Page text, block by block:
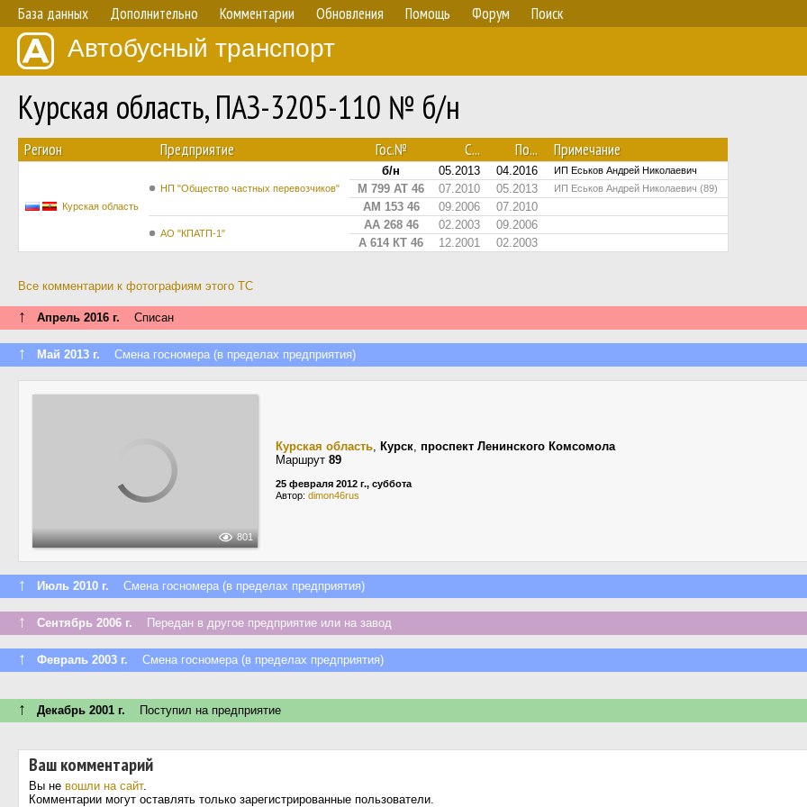
База данных Дополнительно Комментарии Обновления Помощь Форум Поиск
Автобусный транспорт
Курская область, ПАЗ-3205-110 № б/н
Регион Предприятие Гос.№ С... По... Примечание
Курская область
НП "Общество частных перевозчиков"
б/н 05.2013 04.2016 ИП Еськов Андрей Николаевич
М 799 АТ 46 07.2010 05.2013 ИП Еськов Андрей Николаевич (89)
АМ 153 46 09.2006 07.2010
АО "КПАТП-1"
АА 268 46 02.2003
09.2006
А 614 КТ 46
12.2001 02.2003
Все комментарии к фотографиям этого ТС
↑ Апрель 2016 г. Списан
↑ Май 2013 г. Смена госномера (в пределах предприятия)
801
Курская область, Курск, проспект Ленинского Комсомола
Маршрут 89
25 февраля 2012 г., суббота
Автор: dimon46rus
↑ Июль 2010 г. Смена госномера (в пределах предприятия)
↑ Сентябрь 2006 г. Передан в другое предприятие или на завод
↑ Февраль 2003 г. Смена госномера (в пределах предприятия)
↑ Декабрь 2001 г. Поступил на предприятие
Ваш комментарий
Вы не вошли на сайт.
Комментарии могут оставлять только зарегистрированные пользователи.